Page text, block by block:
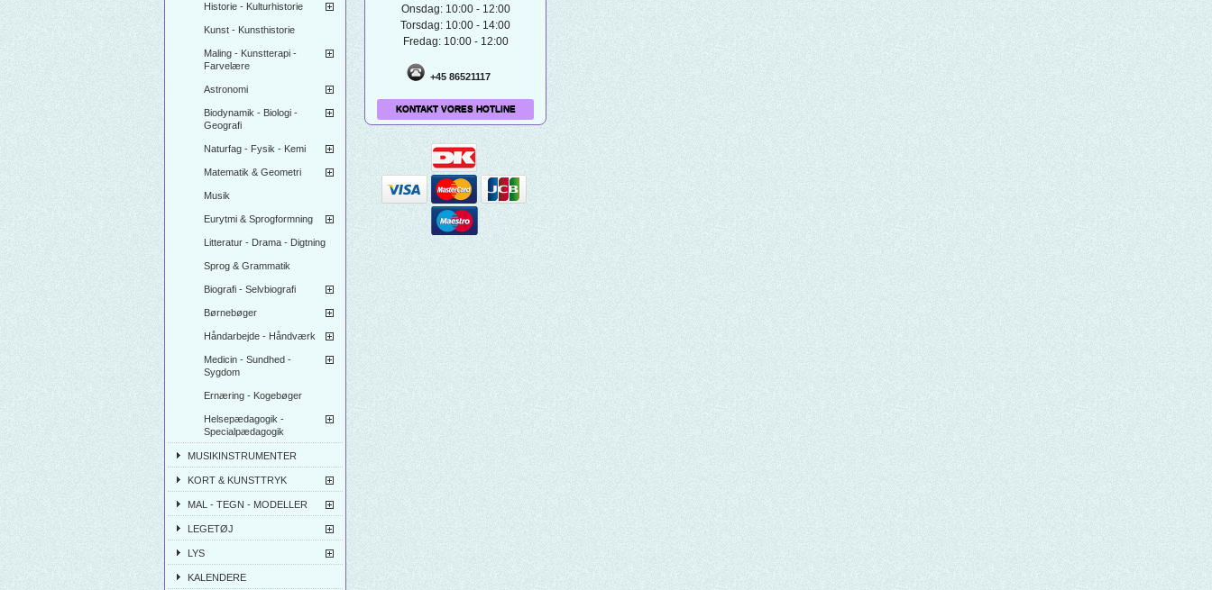
Historie - Kulturhistorie
Kunst - Kunsthistorie
Maling - Kunstterapi -
Farvelære
Astronomi
Biodynamik - Biologi -
Geografi
Naturfag - Fysik - Kemi
Matematik & Geometri
Musik
Eurytmi & Sprogformning
Litteratur - Drama - Digtning
Sprog & Grammatik
Biografi - Selvbiografi
Børnebøger
Håndarbejde - Håndværk
Medicin - Sundhed -
Sygdom
Ernæring - Kogebøger
Helsepædagogik -
Specialpædagogik
MUSIKINSTRUMENTER
KORT & KUNSTTRYK
MAL - TEGN - MODELLER
LEGETØJ
LYS
KALENDERE
Onsdag: 10:00 - 12:00
Torsdag: 10:00 - 14:00
Fredag: 10:00 - 12:00
+45 86521117
KONTAKT VORES HOTLINE